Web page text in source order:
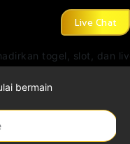
Live Chat
togel, slot, dan
bermain